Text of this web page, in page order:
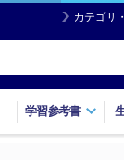
カテゴリ
学習参考書